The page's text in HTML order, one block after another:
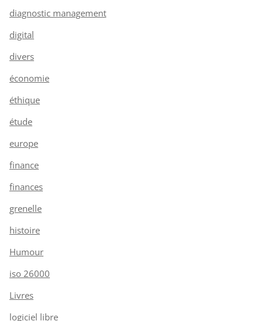
diagnostic management
digital
divers
économie
éthique
étude
europe
finance
finances
grenelle
histoire
Humour
iso 26000
Livres
logiciel libre